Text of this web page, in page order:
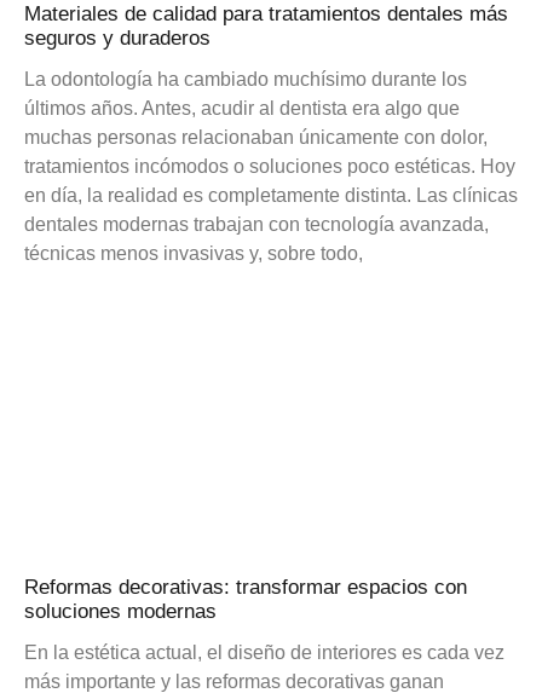
Materiales de calidad para tratamientos dentales más
seguros y duraderos
La odontología ha cambiado muchísimo durante los
últimos años. Antes, acudir al dentista era algo que
muchas personas relacionaban únicamente con dolor,
tratamientos incómodos o soluciones poco estéticas. Hoy
en día, la realidad es completamente distinta. Las clínicas
dentales modernas trabajan con tecnología avanzada,
técnicas menos invasivas y, sobre todo,
Reformas decorativas: transformar espacios con
soluciones modernas
En la estética actual, el diseño de interiores es cada vez
más importante y las reformas decorativas ganan